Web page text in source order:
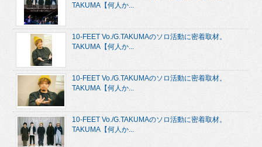
TAKUMA【何人か...
10-FEET Vo./G.TAKUMAのソロ活動に密着取材。
TAKUMA【何人か...
10-FEET Vo./G.TAKUMAのソロ活動に密着取材。
TAKUMA【何人か...
10-FEET Vo./G.TAKUMAのソロ活動に密着取材。
TAKUMA【何人か...